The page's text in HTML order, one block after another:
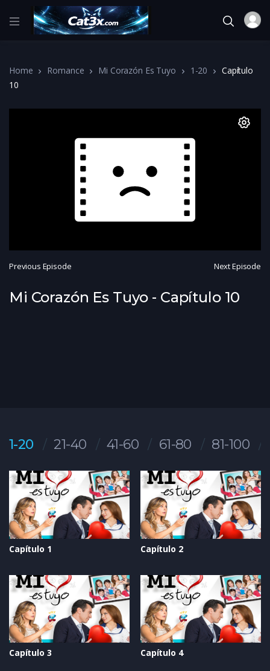
Home Romance Mi Corazón Es Tuyo 1-20
Capítulo
10
Previous Episode Next Episode
Mi Corazón Es Tuyo - Capítulo 10
1-20 21-40 41-60 61-80 81-100
Capítulo 1 Capítulo 2
Capítulo 3 Capítulo 4